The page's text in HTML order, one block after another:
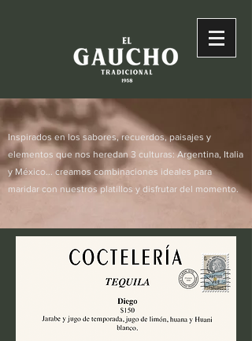
Inspirados en los sabores, recuerdos, paisajes y
elementos que nos heredan 3 culturas: Argentina, Italia
y México... creamos combinaciones ideales para
maridar con nuestros platillos y disfrutar del momento.